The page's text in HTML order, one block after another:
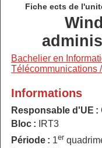
Fiche ects de
Bachelier en
Télécommunications
Informations
Responsable d'UE :
Bloc :
IRT3
Période : 1er